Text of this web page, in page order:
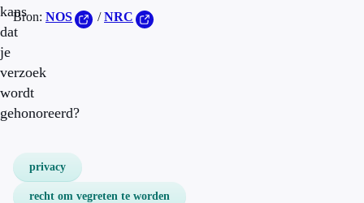
kans
dat
je
verzoek
wordt
gehonoreerd?
Bron: NOS /NRC
privacy
recht om vegreten te worden